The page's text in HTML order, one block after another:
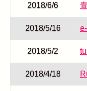
2018/6/6
2018/5/16
2018/5/2
2018/4/18